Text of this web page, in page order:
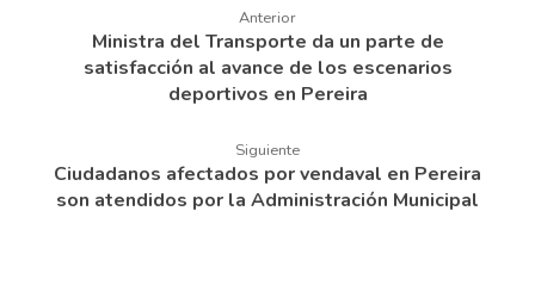
Anterior
Ministra del Transporte da un parte de
satisfacción al avance de los escenarios
deportivos en Pereira
Siguiente
Ciudadanos afectados por vendaval en Pereira
son atendidos por la Administración Municipal